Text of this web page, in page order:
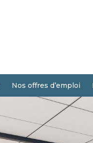
Nos offres d’emploi